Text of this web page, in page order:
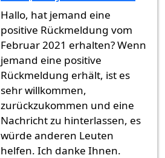
Hallo, hat jemand eine
positive Rückmeldung vom
Februar 2021 erhalten? Wenn
jemand eine positive
Rückmeldung erhält, ist es
sehr willkommen,
zurückzukommen und eine
Nachricht zu hinterlassen, es
würde anderen Leuten
helfen. Ich danke Ihnen.